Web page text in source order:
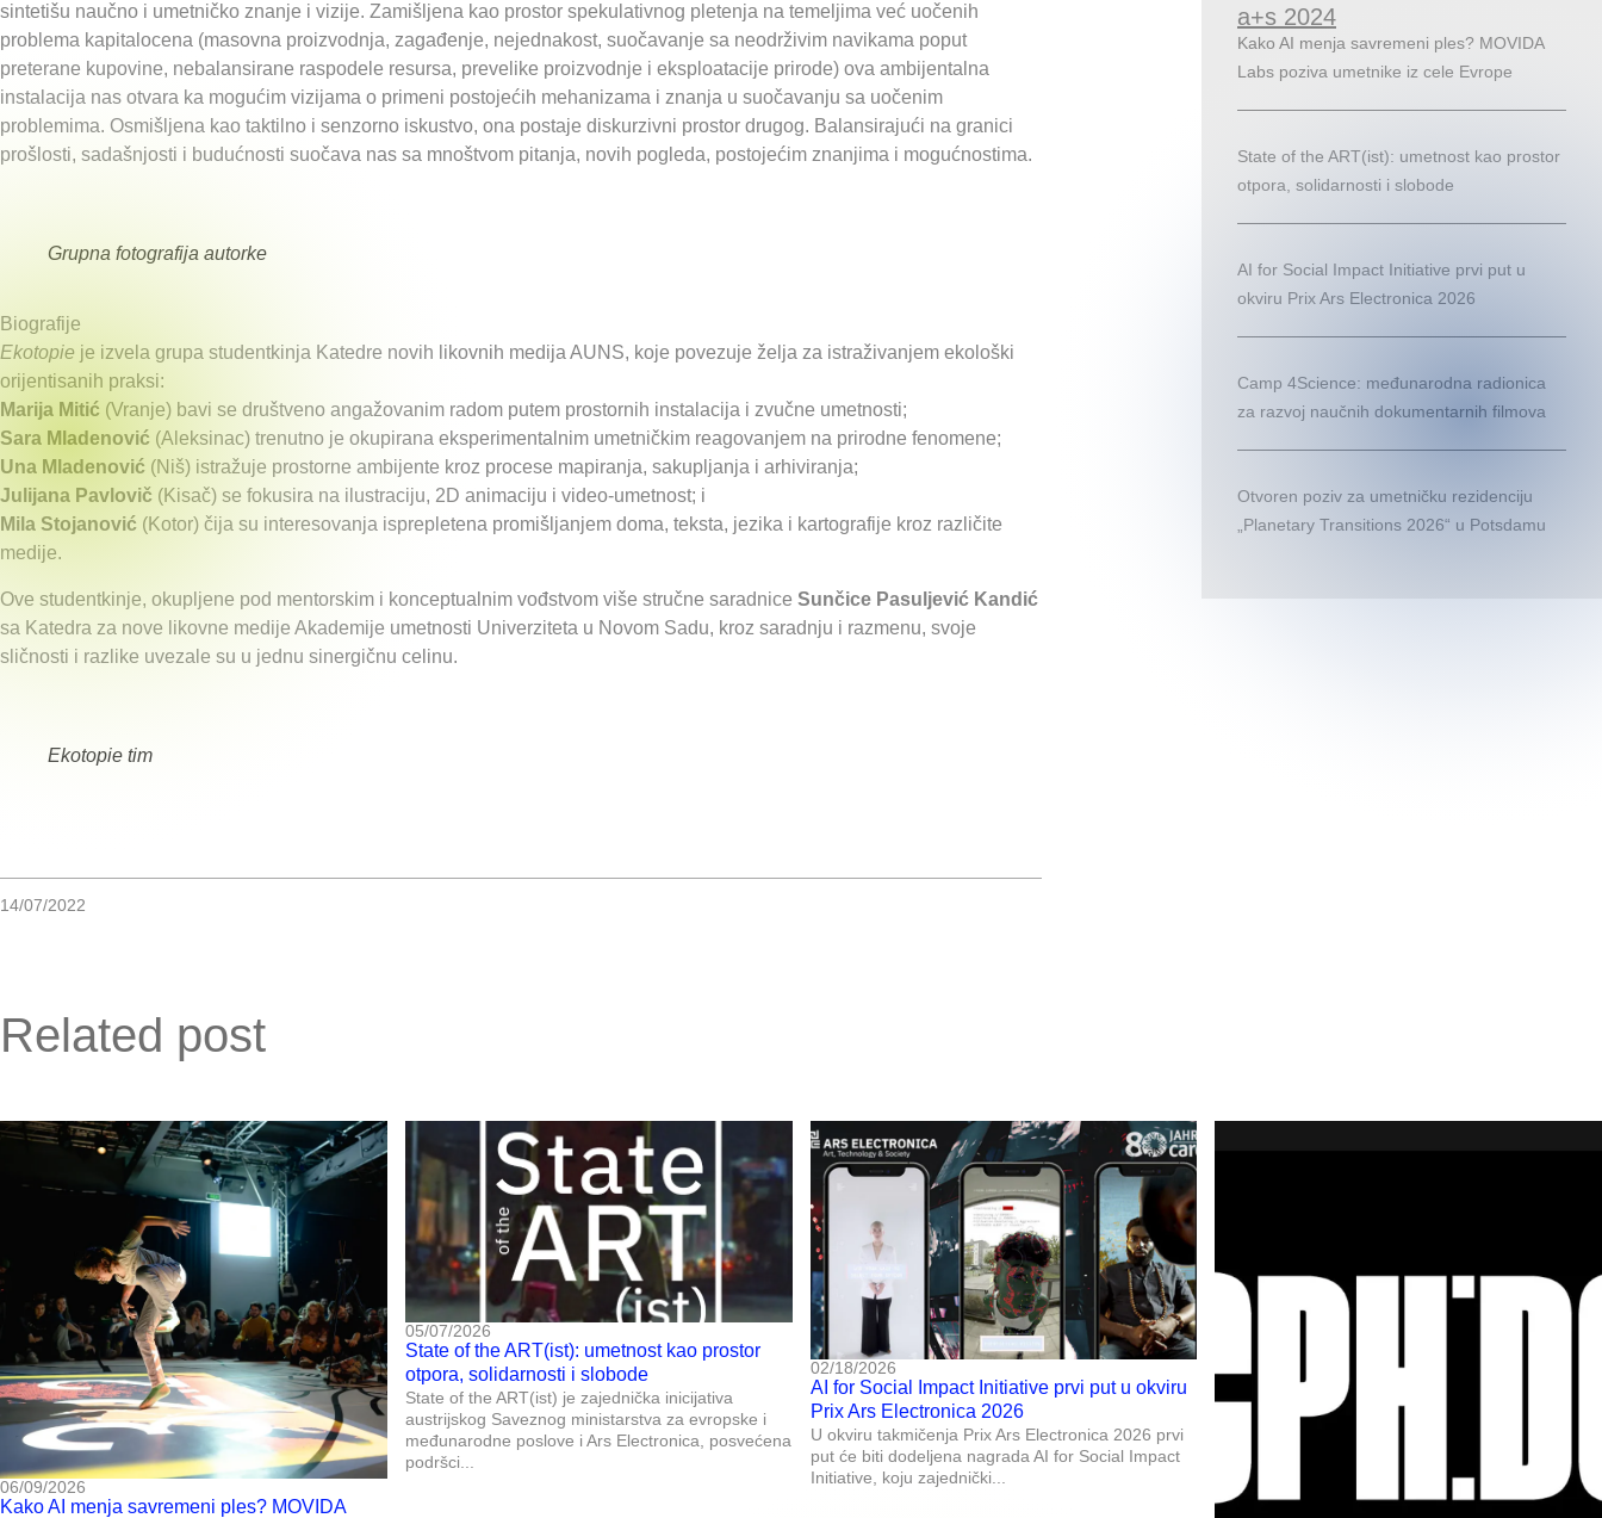
sintetišu naučno i umetničko znanje i vizije. Zamišljena kao prostor spekulativnog pletenja na temeljima već uočenih
problema kapitalocena (masovna proizvodnja, zagađenje, nejednakost, suočavanje sa neodrživim navikama poput
preterane kupovine, nebalansirane raspodele resursa, prevelike proizvodnje i eksploatacije prirode) ova ambijentalna
instalacija nas otvara ka mogućim vizijama o primeni postojećih mehanizama i znanja u suočavanju sa uočenim
problemima. Osmišljena kao taktilno i senzorno iskustvo, ona postaje diskurzivni prostor drugog. Balansirajući na granici
prošlosti, sadašnjosti i budućnosti suočava nas sa mnoštvom pitanja, novih pogleda, postojećim znanjima i mogućnostima.
Grupna fotografija autorke
Biografije
Ekotopie je izvela grupa studentkinja Katedre novih likovnih medija AUNS, koje povezuje želja za istraživanjem ekološki
orijentisanih praksi:
Marija Mitić (Vranje) bavi se društveno angažovanim radom putem prostornih instalacija i zvučne umetnosti;
Sara Mladenović (Aleksinac) trenutno je okupirana eksperimentalnim umetničkim reagovanjem na prirodne fenomene;
Una Mladenović (Niš) istražuje prostorne ambijente kroz procese mapiranja, sakupljanja i arhiviranja;
Julijana Pavlovič (Kisač) se fokusira na ilustraciju, 2D animaciju i video-umetnost; i
Mila Stojanović (Kotor) čija su interesovanja isprepletena promišljanjem doma, teksta, jezika i kartografije kroz različite
medije.
Ove studentkinje, okupljene pod mentorskim i konceptualnim vođstvom više stručne saradnice Sunčice Pasuljević Kandić
sa Katedra za nove likovne medije Akademije umetnosti Univerziteta u Novom Sadu, kroz saradnju i razmenu, svoje
sličnosti i razlike uvezale su u jednu sinergičnu celinu.
Ekotopie tim
a+s 2024
Kako AI menja savremeni ples? MOVIDA
Labs poziva umetnike iz cele Evrope
State of the ART(ist): umetnost kao prostor
otpora, solidarnosti i slobode
AI for Social Impact Initiative prvi put u
okviru Prix Ars Electronica 2026
Camp 4Science: međunarodna radionica
za razvoj naučnih dokumentarnih filmova
Otvoren poziv za umetničku rezidenciju
„Planetary Transitions 2026“ u Potsdamu
14/07/2022
Related post
06/09/2026
Kako AI menja savremeni ples? MOVIDA
05/07/2026
State of the ART(ist): umetnost kao prostor
otpora, solidarnosti i slobode
State of the ART(ist) je zajednička inicijativa
austrijskog Saveznog ministarstva za evropske i
međunarodne poslove i Ars Electronica, posvećena
podršci...
02/18/2026
AI for Social Impact Initiative prvi put u okviru
Prix Ars Electronica 2026
U okviru takmičenja Prix Ars Electronica 2026 prvi
put će biti dodeljena nagrada AI for Social Impact
Initiative, koju zajednički...